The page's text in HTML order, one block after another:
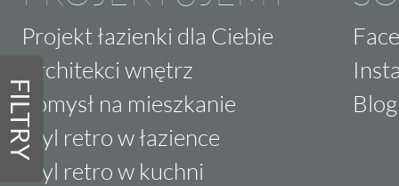
FILTRY
Projekt łazienki dla Ciebie
Architekci wnętrz
Pomysł na mieszkanie
Styl retro w łazience
Styl retro w kuchni
Blog